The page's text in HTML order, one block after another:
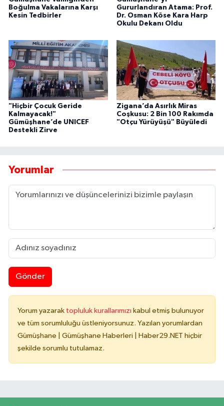
Boğulma Vakalarına Karşı
Kesin Tedbirler
Gururlandıran Atama: Prof.
Dr. Osman Köse Kara Harp
Okulu Dekanı Oldu
"Hiçbir Çocuk Geride
Kalmayacak!"
Gümüşhane’de UNICEF
Destekli Zirve
Zigana’da Asırlık Miras
Coşkusu: 2 Bin 100 Rakımda
"Otçu Yürüyüşü" Büyüledi
Yorumlar
Gönder
Yorum yazarak topluluk kurallarımızı kabul etmiş bulunuyor
ve tüm sorumluluğu üstleniyorsunuz. Yazılan yorumlardan
Gümüşhane | Gümüşhane Haberleri | Haber29.NET hiçbir
şekilde sorumlu tutulamaz.